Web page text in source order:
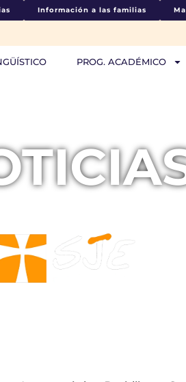
Información a las familias
PROG. ACADÉMICO